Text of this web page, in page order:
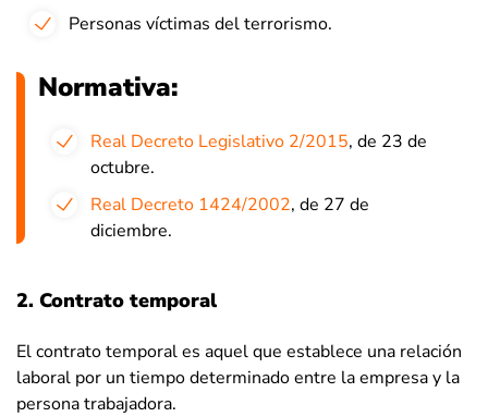
Personas víctimas del terrorismo.
Normativa:
Real Decreto Legislativo 2/2015, de 23 de
octubre.
Real Decreto 1424/2002, de 27 de
diciembre.
2. Contrato temporal
El contrato temporal es aquel que establece una relación
laboral por un tiempo determinado entre la empresa y la
persona trabajadora.